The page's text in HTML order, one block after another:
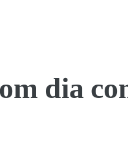
dia